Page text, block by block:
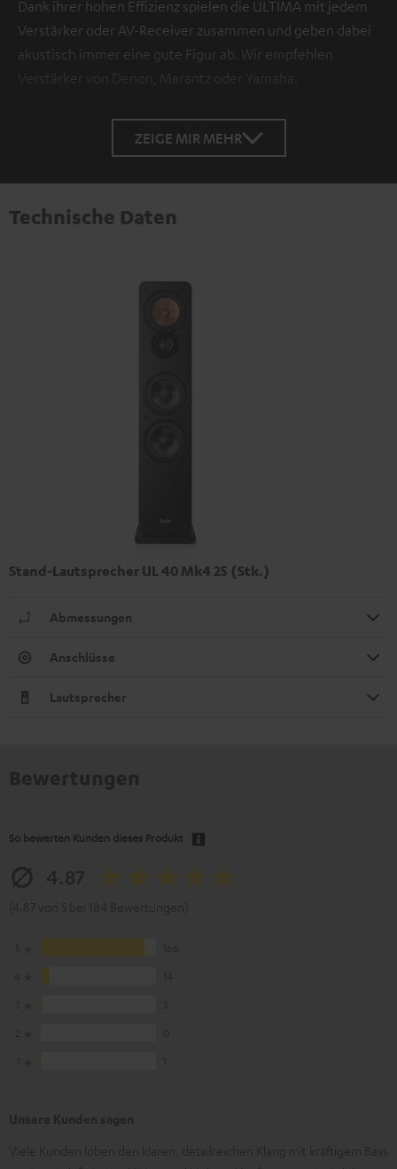
Dank ihrer hohen Effizienz spielen die ULTIMA mit jedem
Verstärker oder AV-Receiver zusammen und geben dabei
akustisch immer eine gute Figur ab. Wir empfehlen
Verstärker von Denon, Marantz oder Yamaha.
ZEIGE MIR MEHR
Technische Daten
Stand-Lautsprecher UL 40 Mk4 25 (Stk.)
Abmessungen
Anschlüsse
Lautsprecher
So bewerten Kunden dieses Produkt